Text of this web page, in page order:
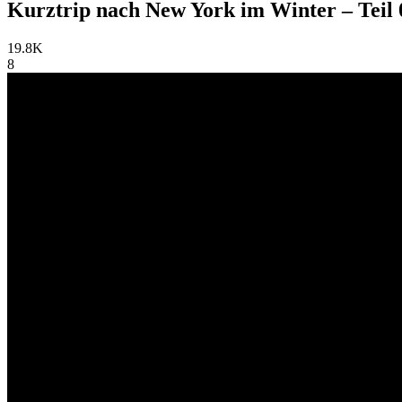
Kurztrip nach New York im Winter – Teil
19.8K
8